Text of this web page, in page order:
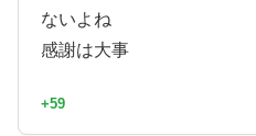
ないよね
感謝は大事
+59